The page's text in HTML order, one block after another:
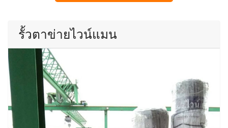
รั้วตาข่ายไวน์แมน